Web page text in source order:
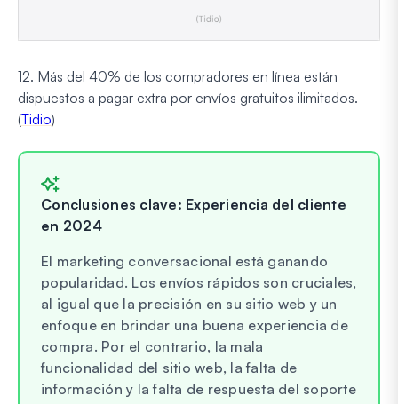
12. Más del 40% de los compradores en línea están
dispuestos a pagar extra por envíos gratuitos ilimitados.
(Tidio)
Conclusiones clave: Experiencia del cliente
en 2024
El marketing conversacional está ganando
popularidad. Los envíos rápidos son cruciales,
al igual que la precisión en su sitio web y un
enfoque en brindar una buena experiencia de
compra. Por el contrario, la mala
funcionalidad del sitio web, la falta de
información y la falta de respuesta del soporte